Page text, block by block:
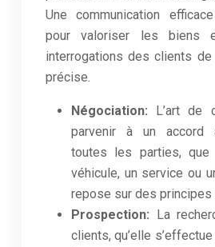
Une communication
pour valoriser les biens
interrogations des clients
précise.
Négociation: L’art de
parvenir à un accord
toutes les parties,
véhicule, un service ou
repose sur des principes
Prospection: La
clients, qu’elle